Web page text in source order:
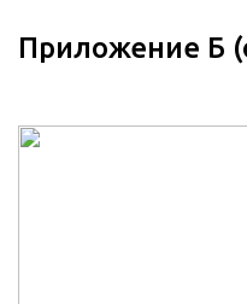
Приложение Б